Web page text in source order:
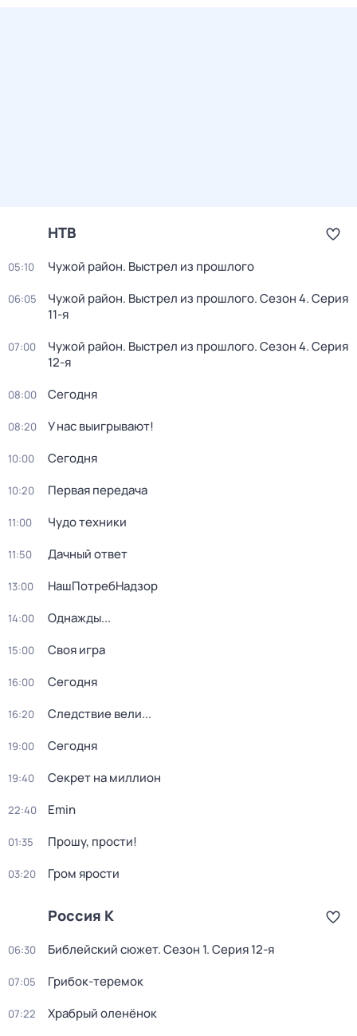
НТВ
05:10 Чужой район. Выстрел из прошлого
06:05 Чужой район. Выстрел из прошлого. Сезон 4. Серия
11-я
07:00 Чужой район. Выстрел из прошлого. Сезон 4. Серия
12-я
08:00 Сегодня
08:20 У нас выигрывают!
10:00 Сегодня
10:20 Первая передача
11:00 Чудо техники
11:50 Дачный ответ
13:00 НашПотребНадзор
14:00 Однажды...
15:00 Своя игра
16:00 Сегодня
16:20 Следствие вели...
19:00 Сегодня
19:40 Секрет на миллион
22:40 Emin
01:35 Прошу, прости!
03:20 Гром ярости
Россия К
06:30 Библейский сюжет. Сезон 1. Серия 12-я
07:05 Грибок-теремок
07:22 Храбрый оленёнок